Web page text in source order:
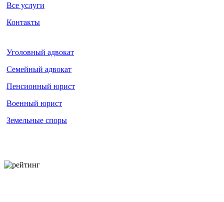
Все услуги
Контакты
Уголовный адвокат
Семейный адвокат
Пенсионный юрист
Военный юрист
Земельные споры